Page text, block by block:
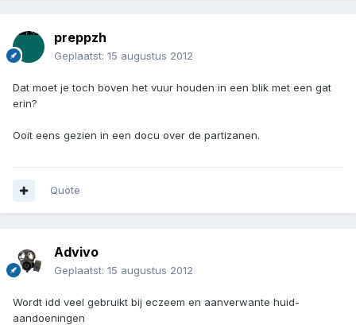
preppzh
Geplaatst: 15 augustus 2012
Dat moet je toch boven het vuur houden in een blik met een gat
erin?
Ooit eens gezien in een docu over de partizanen.
Quote
Advivo
Geplaatst: 15 augustus 2012
Wordt idd veel gebruikt bij eczeem en aanverwante huid-
aandoeningen